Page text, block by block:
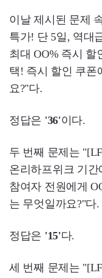
이날 제시된 문제
특가! 단 5일, 역대
최대 OO% 즉시 할
택! 즉시 할인 쿠폰
요?"다.
정답은 '36'이다.
두 번째 문제는
온리하프위크 기
참여자 전원에게
는 무엇일까요?"다.
​정답은 '15'다.
세 번째 문제는